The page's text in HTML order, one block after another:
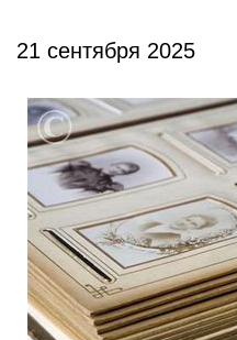
21 сентября 2025